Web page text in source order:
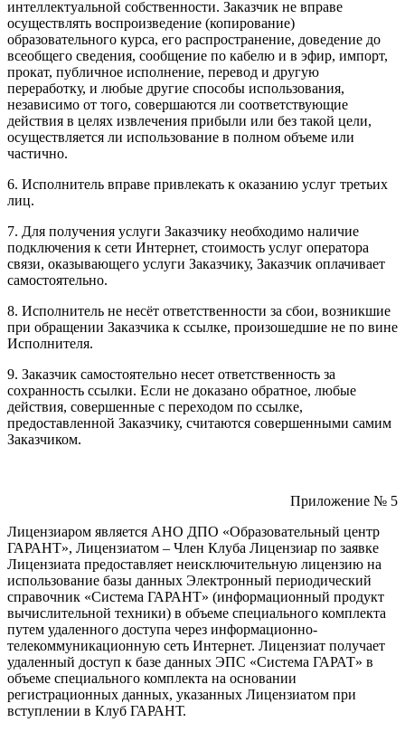
интеллектуальной собственности. Заказчик не вправе
осуществлять воспроизведение (копирование)
образовательного курса, его распространение, доведение до
всеобщего сведения, сообщение по кабелю и в эфир, импорт,
прокат, публичное исполнение, перевод и другую
переработку, и любые другие способы использования,
независимо от того, совершаются ли соответствующие
действия в целях извлечения прибыли или без такой цели,
осуществляется ли использование в полном объеме или
частично.
6. Исполнитель вправе привлекать к оказанию услуг третьих
лиц.
7. Для получения услуги Заказчику необходимо наличие
подключения к сети Интернет, стоимость услуг оператора
связи, оказывающего услуги Заказчику, Заказчик оплачивает
самостоятельно.
8. Исполнитель не несёт ответственности за сбои, возникшие
при обращении Заказчика к ссылке, произошедшие не по вине
Исполнителя.
9. Заказчик самостоятельно несет ответственность за
сохранность ссылки. Если не доказано обратное, любые
действия, совершенные с переходом по ссылке,
предоставленной Заказчику, считаются совершенными самим
Заказчиком.
Приложение № 5
Лицензиаром является АНО ДПО «Образовательный центр
ГАРАНТ», Лицензиатом – Член Клуба Лицензиар по заявке
Лицензиата предоставляет неисключительную лицензию на
использование базы данных Электронный периодический
справочник «Система ГАРАНТ» (информационный продукт
вычислительной техники) в объеме специального комплекта
путем удаленного доступа через информационно-
телекоммуникационную сеть Интернет. Лицензиат получает
удаленный доступ к базе данных ЭПС «Система ГАРАТ» в
объеме специального комплекта на основании
регистрационных данных, указанных Лицензиатом при
вступлении в Клуб ГАРАНТ.